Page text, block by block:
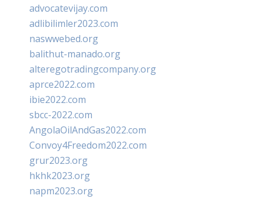
advocatevijay.com
adlibilimler2023.com
naswwebed.org
balithut-manado.org
alteregotradingcompany.org
aprce2022.com
ibie2022.com
sbcc-2022.com
AngolaOilAndGas2022.com
Convoy4Freedom2022.com
grur2023.org
hkhk2023.org
napm2023.org